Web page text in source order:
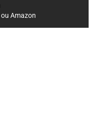
ou Amazon